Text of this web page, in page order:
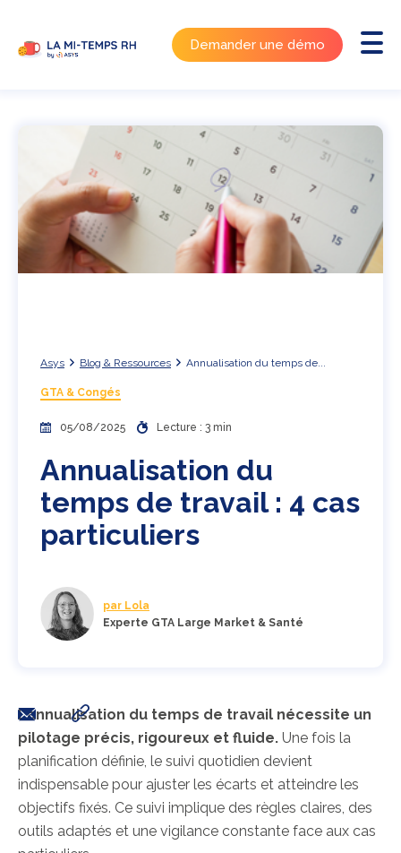
Demander une démo
Asys Blog & Ressources Annualisation du temps de...
GTA & Congés
05/08/2025 Lecture : 3 min
Annualisation du
temps de travail : 4 cas
particuliers
par Lola
Experte GTA Large Market & Santé
L’annualisation du temps de travail nécessite un
pilotage précis, rigoureux et fluide. Une fois la
planification définie, le suivi quotidien devient
indispensable pour ajuster les écarts et atteindre les
objectifs fixés. Ce suivi implique des règles claires, des
outils adaptés et une vigilance constante face aux cas